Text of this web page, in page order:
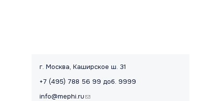
г. Москва, Каширское ш. 31
+7 (495) 788 56 99 доб. 9999
info@mephi.ru(link sends e-mail)